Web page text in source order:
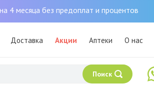
4 месяца без предоплат и процентов
Доставка Акции Аптеки О нас
Поиск